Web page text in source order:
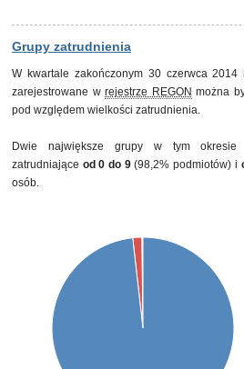
własności zagranicznej
własność mieszana między sektorami z
własności sektora publicznego, w tym z
własności państwowych osób prawnych
pozostałe
Grupy zatrudnienia
W kwartale zakończonym 30 czerwca
zarejestrowane wrejestrze REGON można
pod względem wielkości zatrudnienia.
Dwie największe grupy w tym okresie
zatrudniające od 0 do 9(98,2% podmiotów) i
osób.